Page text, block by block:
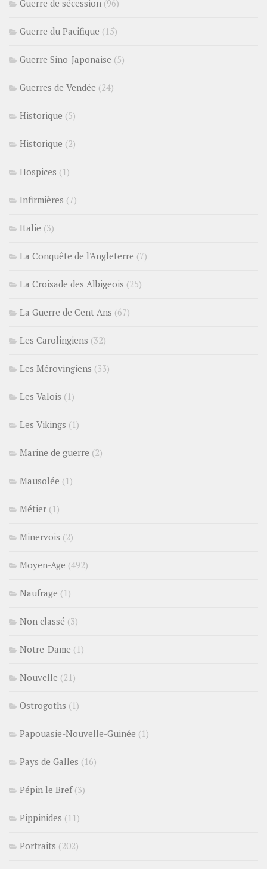
Guerre de sécession (96)
Guerre du Pacifique (15)
Guerre Sino-Japonaise (5)
Guerres de Vendée (24)
Historique (5)
Historique (2)
Hospices (1)
Infirmières (7)
Italie (3)
La Conquête de l'Angleterre (7)
La Croisade des Albigeois (25)
La Guerre de Cent Ans (67)
Les Carolingiens (32)
Les Mérovingiens (33)
Les Valois (1)
Les Vikings (1)
Marine de guerre (2)
Mausolée (1)
Métier (1)
Minervois (2)
Moyen-Age (492)
Naufrage (1)
Non classé (3)
Notre-Dame (1)
Nouvelle (21)
Ostrogoths (1)
Papouasie-Nouvelle-Guinée (1)
Pays de Galles (16)
Pépin le Bref(3)
Pippinides (11)
Portraits (202)